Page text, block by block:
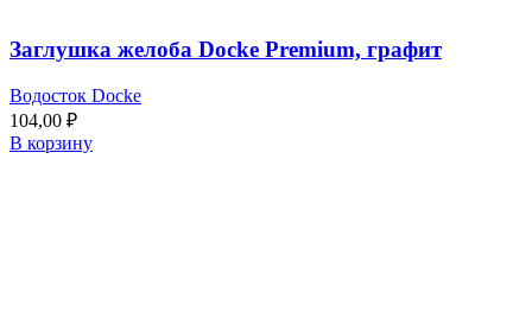
Заглушка желоба Docke Premium, графит
Водосток Docke
104,00 ₽
В корзину